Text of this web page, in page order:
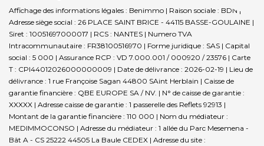
Affichage des informations légales : Benimmo | Raison sociale : BDN |
Adresse siège social : 26 PLACE SAINT BRICE - 44115 BASSE-GOULAINE |
Siret : 10051697000017 | RCS : NANTES | Numero TVA
Intracommunautaire : FR38100516970 | Forme juridique : SAS | Capital
social : 5 000 | Assurance RCP : VD 7.000.001 / 000920 / 23576 | Carte
T : CPI44012026000000009 | Date de délivrance : 2026-02-19 | Lieu de
délivrance : 1 rue Françoise Sagan 44800 SAint Herblain | Caisse de
garantie financière : QBE EUROPE SA / NV. | N° de caisse de garantie :
XXXXX | Adresse caisse de garantie : 1 passerelle des Reflets 92913 |
Montant de la garantie financière : 110 000 | Nom du médiateur :
MEDIMMOCONSO | Adresse du médiateur : 1 allée du Parc Mesemena -
Bât A - CS 25222 44505 La Baule CEDEX | Adresse du site :